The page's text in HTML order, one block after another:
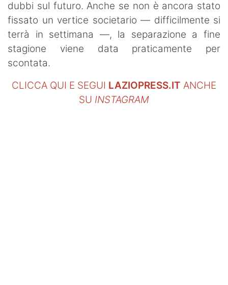
dubbi sul futuro. Anche se non è ancora stato
fissato un vertice societario — difficilmente si
terrà in settimana —, la separazione a fine
stagione viene data praticamente per
scontata.
CLICCA QUI E SEGUI LAZIOPRESS.IT ANCHE
SU INSTAGRAM